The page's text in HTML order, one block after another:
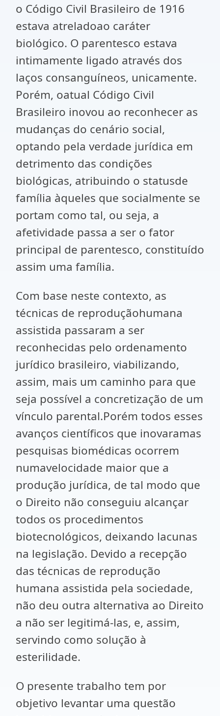
o Código Civil Brasileiro de 1916
estava atreladoao caráter
biológico. O parentesco estava
intimamente ligado através dos
laços consanguíneos, unicamente.
Porém, oatual Código Civil
Brasileiro inovou ao reconhecer as
mudanças do cenário social,
optando pela verdade jurídica em
detrimento das condições
biológicas, atribuindo o statusde
família àqueles que socialmente se
portam como tal, ou seja, a
afetividade passa a ser o fator
principal de parentesco, constituído
assim uma família.
Com base neste contexto, as
técnicas de reproduçãohumana
assistida passaram a ser
reconhecidas pelo ordenamento
jurídico brasileiro, viabilizando,
assim, mais um caminho para que
seja possível a concretização de um
vínculo parental.Porém todos esses
avanços científicos que inovaramas
pesquisas biomédicas ocorrem
numavelocidade maior que a
produção jurídica, de tal modo que
o Direito não conseguiu alcançar
todos os procedimentos
biotecnológicos, deixando lacunas
na legislação. Devido a recepção
das técnicas de reprodução
humana assistida pela sociedade,
não deu outra alternativa ao Direito
a não ser legitimá-las, e, assim,
servindo como solução à
esterilidade.
O presente trabalho tem por
objetivo levantar uma questão